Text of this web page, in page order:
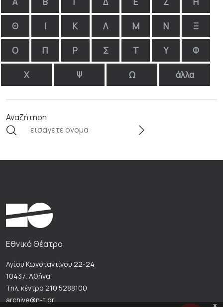
Θ Ι Κ Λ Μ Ν Ξ
Ο Π Ρ Σ Τ Υ Φ
Χ Ψ Ω άλλα
Αναζήτηση
x
Εθνικό Θέατρο
Αγίου Κωνσταντίνου 22-24
10437, Αθήνα
Τηλ. κέντρο 210 5288100
archive@n-t.gr